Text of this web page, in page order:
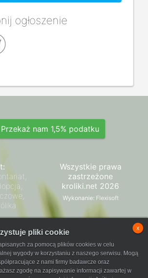
ogłoszenie
Przekaż nam 1,5% podatku
Wszystkie prawa
zastrzeżone
kroliki.net 2026
Wykonanie: Flexisoft
pliki cookie
za pomocą plików cookies w celu
wygody w korzystaniu z naszego serwisu. Mogą
z nami firmy badawcze oraz
zgodę na zapisywanie informacji zawartej w
x